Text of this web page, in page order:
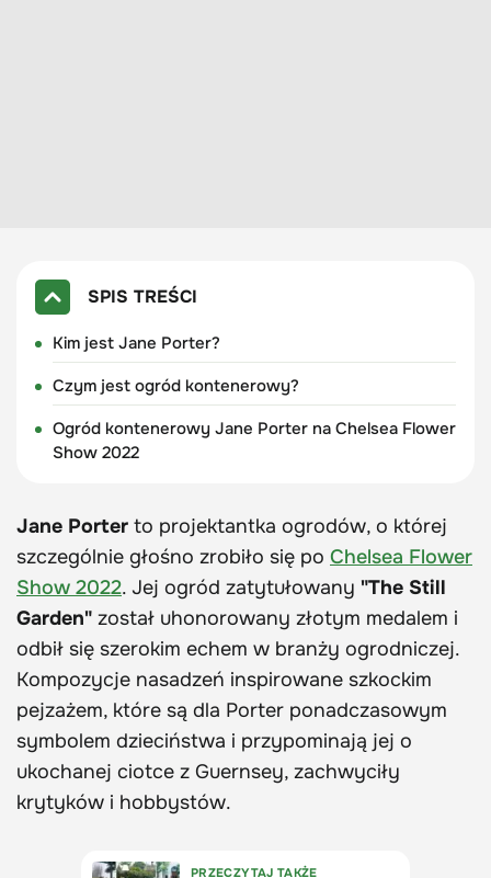
SPIS TREŚCI
Kim jest Jane Porter?
Czym jest ogród kontenerowy?
Ogród kontenerowy Jane Porter na Chelsea Flower
Show 2022
Jane Porter to projektantka ogrodów, o której
szczególnie głośno zrobiło się po Chelsea Flower
Show 2022. Jej ogród zatytułowany "The Still
Garden" został uhonorowany złotym medalem i
odbił się szerokim echem w branży ogrodniczej.
Kompozycje nasadzeń inspirowane szkockim
pejzażem, które są dla Porter ponadczasowym
symbolem dzieciństwa i przypominają jej o
ukochanej ciotce z Guernsey, zachwyciły
krytyków i hobbystów.